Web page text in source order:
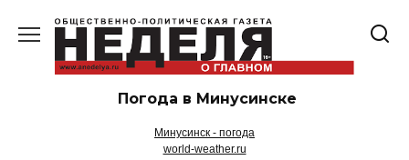
содержанию
Погода в Минусинске
Минусинск - погода
world-weather.ru